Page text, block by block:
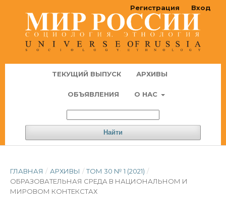
ТЕКУЩИЙ ВЫПУСК АРХИВЫ
ОБЪЯВЛЕНИЯ О НАС
Найти
Регистрация Вход
ГЛАВНАЯ / АРХИВЫ / ТОМ 30 № 1 (2021) /
ОБРАЗОВАТЕЛЬНАЯ СРЕДА В НАЦИОНАЛЬНОМ И
МИРОВОМ КОНТЕКСТАХ